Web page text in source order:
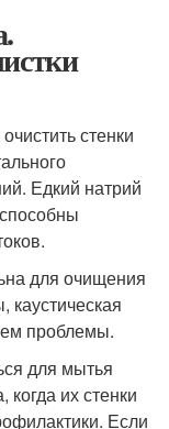
стенки
Едкий натрий
для очищения
каустическая
проблемы.
для мытья
когда их стенки
Если